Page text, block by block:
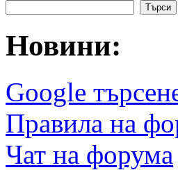
Новини:
Google
Правила на
Чат на форума